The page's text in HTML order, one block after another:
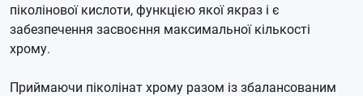
піколінової кислоти, функцією якої якраз і є
забезпечення засвоєння максимальної кількості
хрому.
Приймаючи піколінат хрому разом із збалансованим